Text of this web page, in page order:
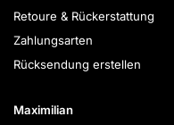
Retoure & Rückerstattung
Zahlungsarten
Rücksendung erstellen
Maximilian